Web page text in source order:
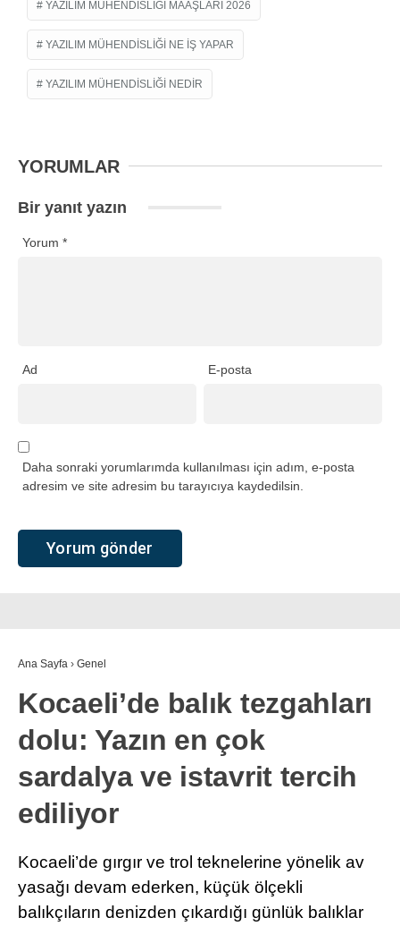
YAZILIM MÜHENDISLIĞI MAAŞLARI 2026
YAZILIM MÜHENDISLIĞI NE IŞ YAPAR
YAZILIM MÜHENDISLIĞI NEDIR
YORUMLAR
Bir yanıt yazın
Yorum *
Ad E-posta
Daha sonraki yorumlarımda kullanılması için adım, e-posta
adresim ve site adresim bu tarayıcıya kaydedilsin.
Ana Sayfa › Genel
Kocaeli’de balık tezgahları
dolu: Yazın en çok
sardalya ve istavrit tercih
ediliyor
Kocaeli’de gırgır ve trol teknelerine yönelik av
yasağı devam ederken, küçük ölçekli
balıkçıların denizden çıkardığı günlük balıklar